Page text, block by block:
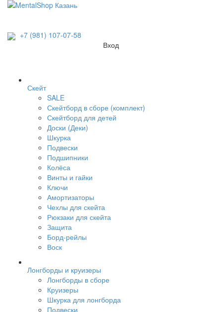
+7 (981) 107-07-58
Вход
Скейт
SALE
Скейтборд в сборе (комплект)
Скейтборд для детей
Доски (Деки)
Шкурка
Подвески
Подшипники
Колёса
Винты и гайки
Ключи
Амортизаторы
Чехлы для скейта
Рюкзаки для скейта
Защита
Борд-рейлы
Воск
Лонгборды и круизеры
Лонгборды в сборе
Круизеры
Шкурка для лонгборда
Подвески